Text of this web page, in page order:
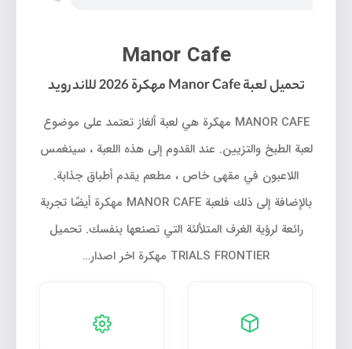
Manor Cafe
تحميل لعبة Manor Cafe مهكرة 2026 للاندرويد
MANOR CAFE مهكرة هي لعبة ألغاز تعتمد على موضوع
لعبة الطبخ والتزيين. عند القدوم إلى هذه اللعبة ، سينغمس
اللاعبون في مقهى خاص ، مطعم يقدم أطباق جذابة.
بالإضافة إلى ذلك فلعبة MANOR CAFE مهكرة أيضًا تجربة
رائعة لرؤية الغرف المتلألئة التي تصنعها بنفسك. تحميل
TRIALS FRONTIER مهكرة اخر اصدار…